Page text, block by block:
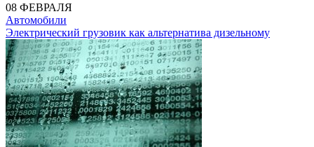
08 ФЕВРАЛЯ
Автомобили
Электрический грузовик как альтернатива дизельному